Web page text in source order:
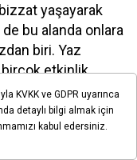
yaşayarak
bu alanda onlara
biri. Yaz
etkinlik
bu yaz da "Uzay
farklı
istedik. Onların
çünkü bu
KVKK ve GDPR uyarınca
detaylı bilgi almak için
kabul edersiniz.